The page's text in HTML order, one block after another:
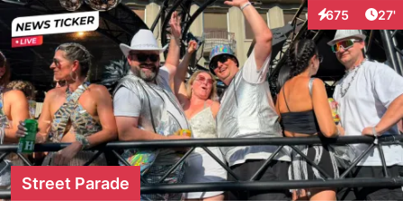
675
Interaktionen
27'
Street Parade